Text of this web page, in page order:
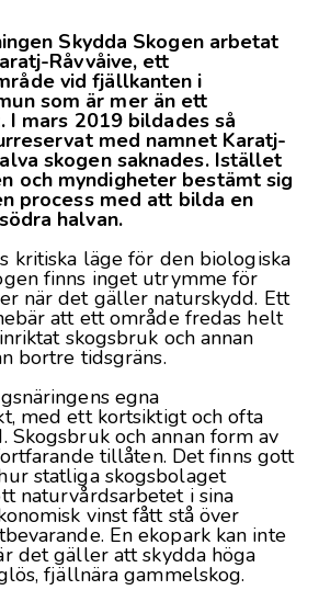
Skydda Skogen arbetat
Råvvåive, ett
vid fjällkanten i
som är mer än ett
mars 2019 bildades så
med namnet Karatj-
skogen saknades. Istället
och myndigheter bestämt sig
process med att bilda en
halvan.
kritiska läge för den biologiska
finns inget utrymme för
när det gäller naturskydd. Ett
att ett område fredas helt
skogsbruk och annan
bortre tidsgräns.
egna
med ett kortsiktigt och ofta
Skogsbruk och annan form av
tillåten. Det finns gott
statliga skogsbolaget
naturvårdsarbetet i sina
vinst fått stå över
En ekopark kan inte
det gäller att skydda höga
fjällnära gammelskog.